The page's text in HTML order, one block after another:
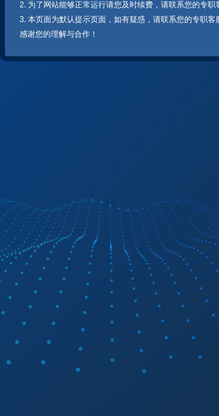
2. 为了网站能够正常运行请您及时续费，请联系您的专职
3. 本页面为默认提示页面，如有疑惑，请联系您的专职客
感谢您的理解与合作！